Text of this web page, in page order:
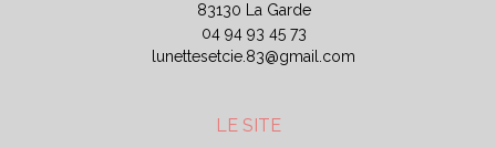
83130 La Garde
04 94 93 45 73
lunettesetcie.83@gmail.com
LE SITE